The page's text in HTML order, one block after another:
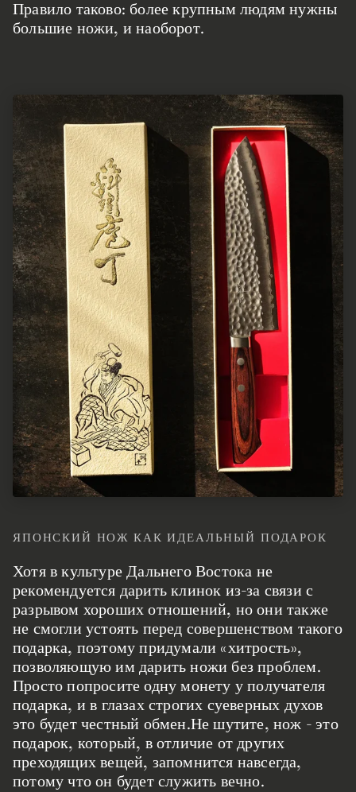
Правило таково: более крупным людям нужны
большие ножи, и наоборот.
ЯПОНСКИЙ НОЖ КАК ИДЕАЛЬНЫЙ ПОДАРОК
Хотя в культуре Дальнего Востока не
рекомендуется дарить клинок из-за связи с
разрывом хороших отношений, но они также
не смогли устоять перед совершенством такого
подарка, поэтому придумали «хитрость»,
позволяющую им дарить ножи без проблем.
Просто попросите одну монету у получателя
подарка, и в глазах строгих суеверных духов
это будет честный обмен.Не шутите, нож - это
подарок, который, в отличие от других
преходящих вещей, запомнится навсегда,
потому что он будет служить вечно.